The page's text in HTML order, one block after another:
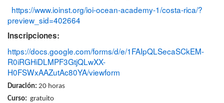
https://www.ioinst.org/ioi-ocean-academy-1/costa-rica/?
preview_sid=402664
Inscripciones:
https://docs.google.com/forms/d/e/1FAIpQLSecaSCkEM-
R0iRGHiDLMPF3GtjQLwXX-
H0FSWxAAZutAc80YA/viewform
Duración: 20 horas
Curso: gratuito